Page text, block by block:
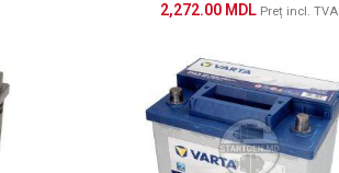
2,272.00 MDL Preț incl. TVA